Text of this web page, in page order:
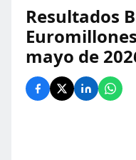
Resultados
mayo de